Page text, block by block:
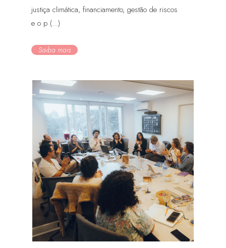
justiça climática, financiamento, gestão de riscos
e o p (...)
Saiba mais